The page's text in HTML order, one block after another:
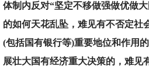
体制内反对“坚定不移做强做优做
的如何天花乱坠，难见有不否定社
(包括国有银行等)重要地位和作用
展壮大国有经济重大决策的，难见